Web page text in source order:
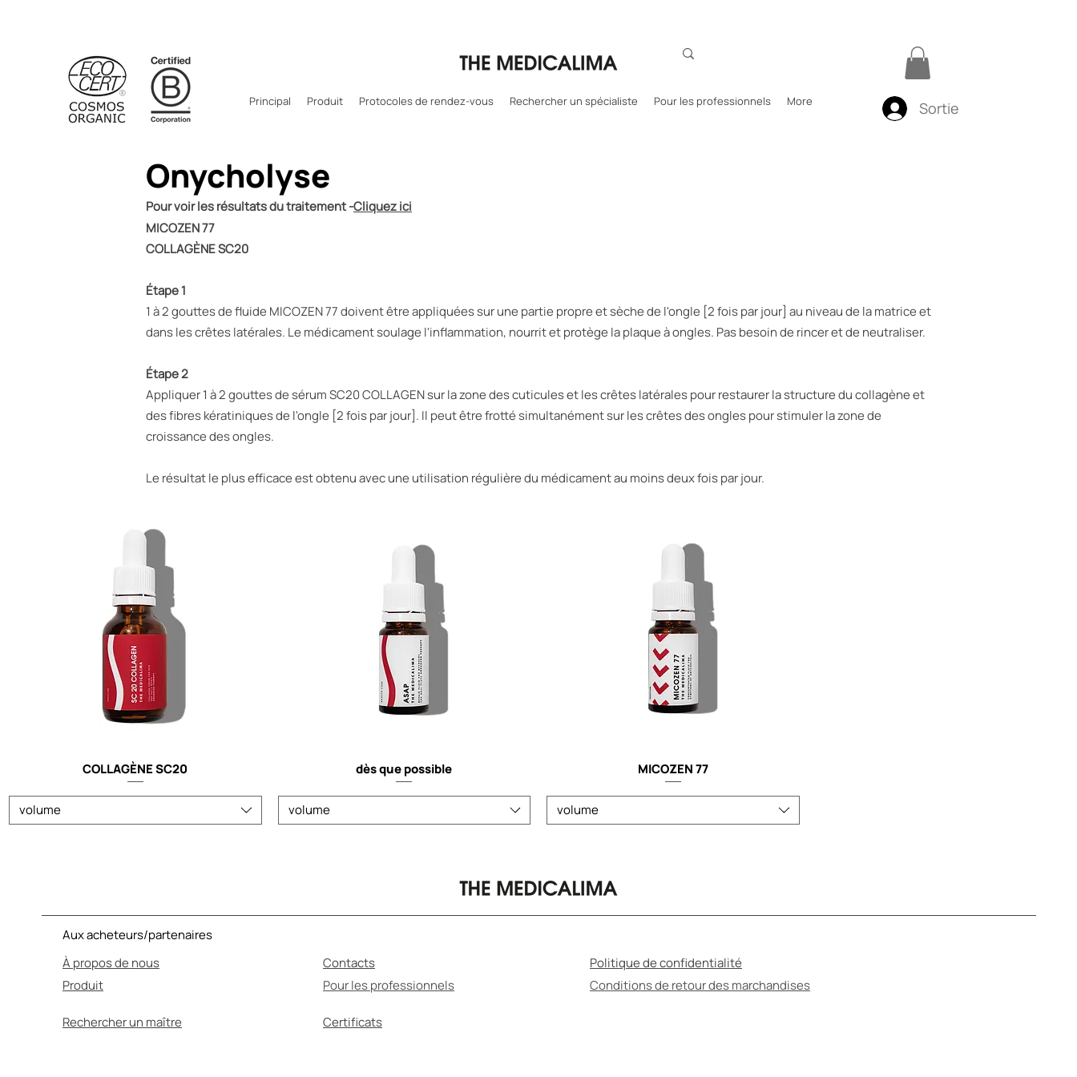
Principal Produit Protocoles de rendez-vous Rechercher un spécialiste Pour les professionnels More Sortie
Onycholyse
Pour voir les résultats du traitement -Cliquez ici
MICOZEN 77
COLLAGÈNE SC20
Étape 1
1 à 2 gouttes de fluide MICOZEN 77 doivent être appliquées sur une partie propre et sèche de l'ongle [2 fois par jour] au niveau de la matrice et
dans les crêtes latérales. Le médicament soulage l'inflammation, nourrit et protège la plaque à ongles. Pas besoin de rincer et de neutraliser.
Étape 2
Appliquer 1 à 2 gouttes de sérum SC20 COLLAGEN sur la zone des cuticules et les crêtes latérales pour restaurer la structure du collagène et
des fibres kératiniques de l'ongle [2 fois par jour]. Il peut être frotté simultanément sur les crêtes des ongles pour stimuler la zone de
croissance des ongles.
Le résultat le plus efficace est obtenu avec une utilisation régulière du médicament au moins deux fois par jour.
COLLAGÈNE SC20
volume
dès que possible
volume
MICOZEN 77
volume
Aux acheteurs/partenaires
À propos de nous
Produit
Contacts
Pour les professionnels
Politique de confidentialité
Conditions de retour des marchandises
Rechercher un maître Certificats